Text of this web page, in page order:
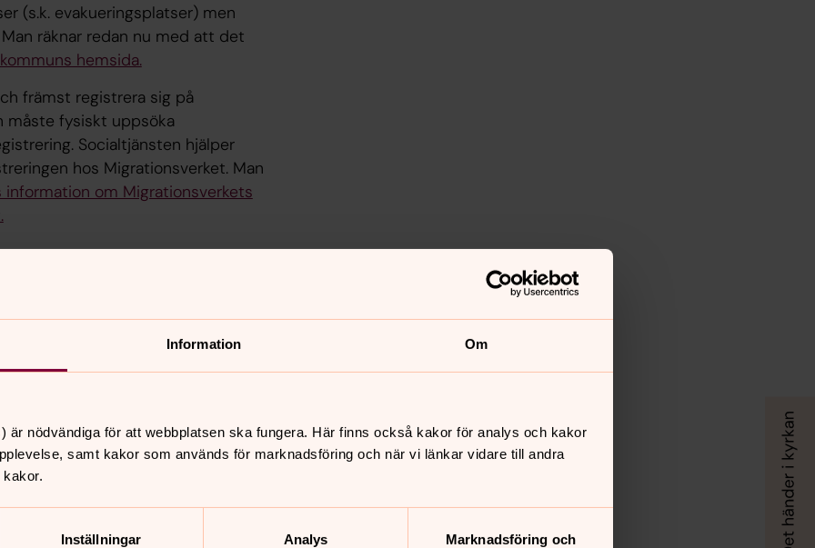
Information Om
är nödvändiga för att webbplatsen ska fungera. Här finns också kakor för analys och kakor
samt kakor som används för marknadsföring och när vi länkar vidare till andra
Inställningar Analys
Marknadsföring och
(s.k. evakueringsplatser) men
räknar redan nu med att det
hemsida.
främst registrera sig på
måste fysiskt uppsöka
Socialtjänsten hjälper
hos Migrationsverket. Man
information om Migrationsverkets
ekumeniska råd. Det kommer
Ukrainare till Karlstad: samtal,
och vuxna. Kyrkorna planerar för att
medborgare. Däremot kan du
snabbt kan fördela uppgifter och
14 86